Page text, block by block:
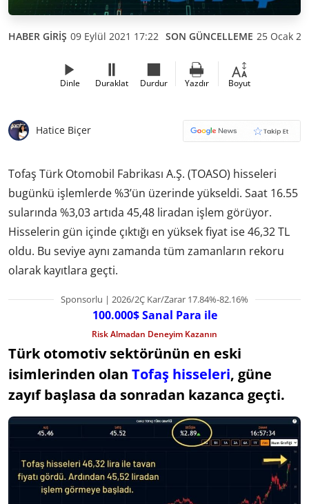
HABER GİRİŞ 09 Eylül 2021 17:22 SON GÜNCELLEME 25 Ocak
Dinle Duraklat Durdur Yazdır Boyut
Hatice Biçer
Tofaş Türk Otomobil Fabrikası A.Ş. (TOASO) hisseleri
bugünkü işlemlerde %3’ün üzerinde yükseldi. Saat 16.55
sularında %3,03 artıda 45,48 liradan işlem görüyor.
Hisselerin gün içinde çıktığı en yüksek fiyat ise 46,32 TL
oldu. Bu seviye aynı zamanda tüm zamanların rekoru
olarak kayıtlara geçti.
Sponsorlu | 2026/2Ç Kar/Zarar 17.84%-82.16%
100.000$ Sanal Para ile
Risk Almadan Deneyim Kazanın
Türk otomotiv sektörünün en eski
isimlerinden olan Tofaş hisseleri, güne
zayıf başlasa da sonradan kazanca geçti.